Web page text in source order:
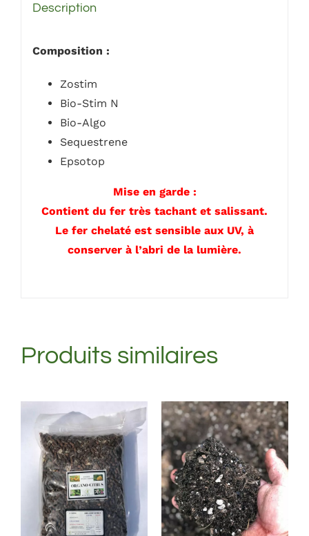
Description
Composition :
Zostim
Bio-Stim N
Bio-Algo
Sequestrene
Epsotop
Mise en garde :
Contient du fer très tachant et salissant.
Le fer chelaté est sensible aux UV, à
conserver à l’abri de la lumière.
Produits similaires
DÉTAILS DÉTAILS